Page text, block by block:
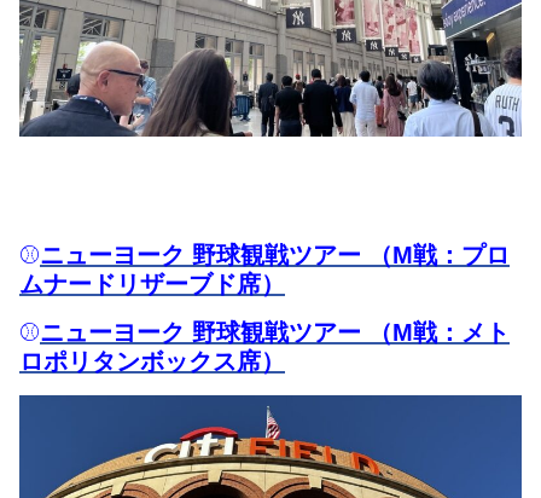
⚾ニューヨーク 野球観戦ツアー （M戦：プロ
ムナードリザーブド席）
⚾ニューヨーク 野球観戦ツアー （M戦：メト
ロポリタンボックス席）